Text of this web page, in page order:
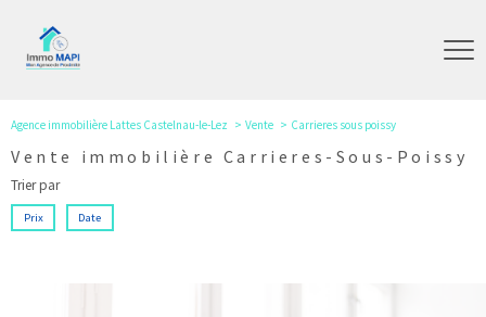
Agence immobilière Lattes Castelnau-le-Lez Vente Carrieres sous poissy
Vente immobilière Carrieres-Sous-Poissy
Trier par
Prix Date